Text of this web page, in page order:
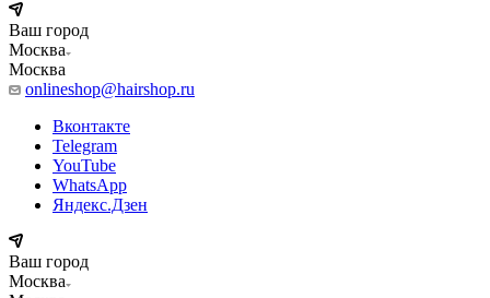
Ваш город
Москва
Москва
onlineshop@hairshop.ru
Вконтакте
Telegram
YouTube
WhatsApp
Яндекс.Дзен
Ваш город
Москва